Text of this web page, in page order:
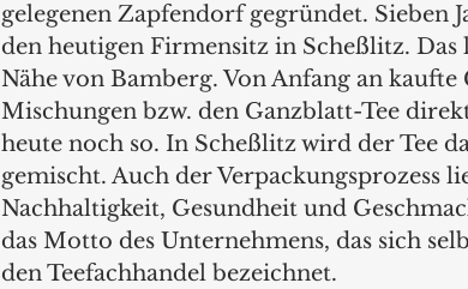
gelegenen Zapfendorf gegründet. Sieben
den heutigen Firmensitz in Scheßlitz.
Nähe von Bamberg. Von Anfang an
Mischungen bzw. den Ganzblatt-Tee
heute noch so. In Scheßlitz wird der Tee
gemischt. Auch der Verpackungsprozess
Nachhaltigkeit, Gesundheit und
das Motto des Unternehmens, das sich
den Teefachhandel bezeichnet.